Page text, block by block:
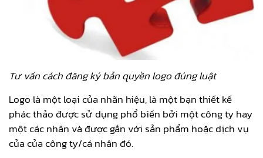
Tư vấn cách đăng ký bản quyền logo đúng luật
Logo là một loại của nhãn hiệu, là một bạn thiết kế
phác thảo được sử dụng phổ biến bởi một công ty hay
một các nhân và được gắn với sản phẩm hoặc dịch vụ
của của công ty/cá nhân đó.